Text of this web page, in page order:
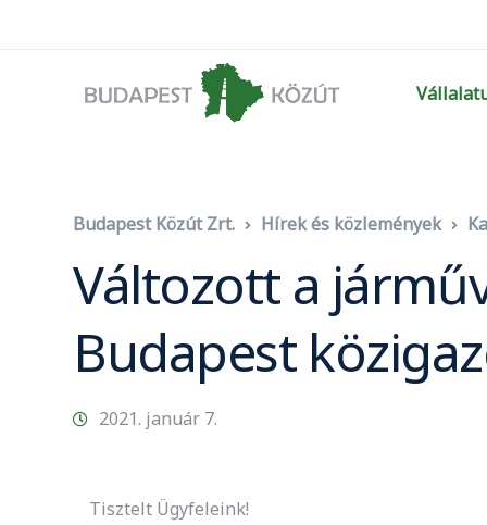
Budapest Közút Zrt. Hírek és közlemények
Változott a
Budapest
2021. január 7.
Tisztelt Ügyfeleink!